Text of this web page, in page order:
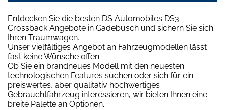
Entdecken Sie die besten DS Automobiles DS3
Crossback Angebote in Gadebusch und sichern Sie sich
Ihren Traumwagen.
Unser vielfältiges Angebot an Fahrzeugmodellen lässt
fast keine Wünsche offen.
Ob Sie ein brandneues Modell mit den neuesten
technologischen Features suchen oder sich für ein
preiswertes, aber qualitativ hochwertiges
Gebrauchtfahrzeug interessieren, wir bieten Ihnen eine
breite Palette an Optionen.